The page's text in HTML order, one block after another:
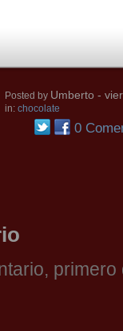
Posted by Umberto -
in: chocolate
0